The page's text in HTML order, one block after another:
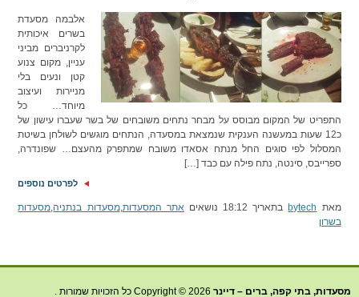
אלבמה מסעדת
בשרים איכותית
לקרניברים מביני
עניין, מקום צנוע
קטן ונעים בלי
מניירות ועיצוב
מיוחד… כל
התפריט של המקום מבוסס על מבחר נתחים משובחים של בשר שעברו עישון של
כ12 שעות במעשנה הענקית שנמצאת במסעדה, הנתחים מוגשים לשולחן בשיטת
המסלול לפי סוגים החל מנתח אסאדו משובח שמתפרק מהעצם… שפונדרה,
ספרייבס, סינטה, נתח פילה עם כבד […]
לפרטים נוספים
מאת bytech בתאריך 18:12 נושאים אתר המסעדות,מסעדות בנתניה,מסעדות
בשרון
מסעדות, בתי קפה, ברים – דיינר